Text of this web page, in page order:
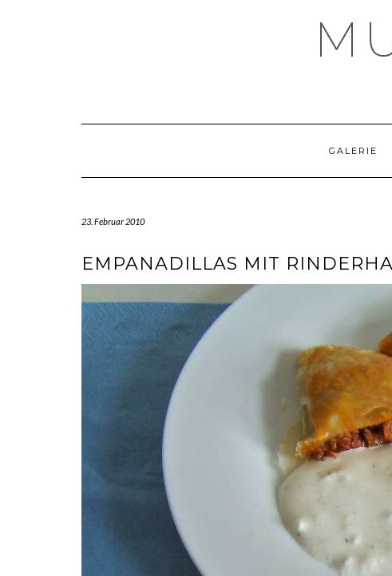
GALERIE
23. Februar 2010
EMPANADILLAS MIT